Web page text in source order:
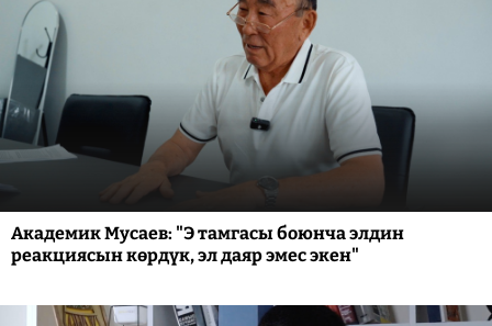
Академик Мусаев: "Э тамгасы боюнча элдин
реакциясын көрдүк, эл даяр эмес экен"